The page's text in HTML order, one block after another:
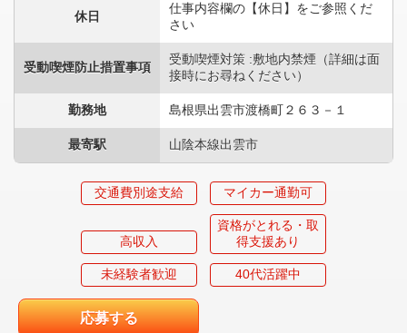
休日
仕事内容欄の【休日】をご参照くだ
さい
受動喫煙防止措置事項
受動喫煙対策 :敷地内禁煙（詳細は面
接時にお尋ねください）
勤務地 島根県出雲市渡橋町２６３－１
最寄駅 山陰本線出雲市
交通費別途支給 マイカー通勤可
高収入
資格がとれる・取
得支援あり
未経験者歓迎 40代活躍中
応募する